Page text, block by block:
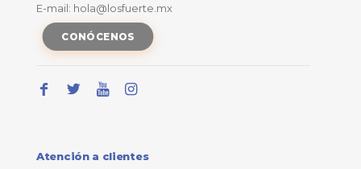
E-mail: hola@losfuerte.mx
CONÓCENOS
Atención a clientes